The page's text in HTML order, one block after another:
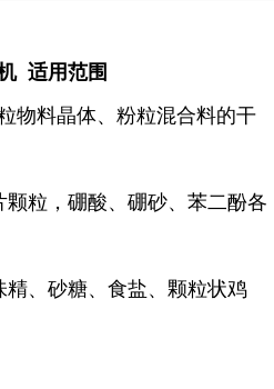
适用范围
物料晶体、粉粒混合料的干
粒，硼酸、硼砂、苯二酚各
、砂糖、食盐、颗粒状鸡